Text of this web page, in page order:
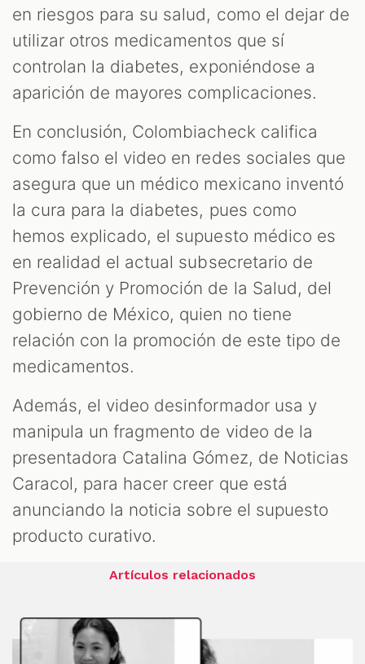
en riesgos para su salud, como el dejar de
utilizar otros medicamentos que sí
controlan la diabetes, exponiéndose a
aparición de mayores complicaciones.
En conclusión, Colombiacheck califica
como falso el video en redes sociales que
asegura que un médico mexicano inventó
la cura para la diabetes, pues como
hemos explicado, el supuesto médico es
en realidad el actual subsecretario de
Prevención y Promoción de la Salud, del
gobierno de México, quien no tiene
relación con la promoción de este tipo de
medicamentos.
Además, el video desinformador usa y
manipula un fragmento de video de la
presentadora Catalina Gómez, de Noticias
Caracol, para hacer creer que está
anunciando la noticia sobre el supuesto
producto curativo.
Artículos relacionados